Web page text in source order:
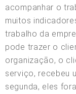
acompanhar o
muitos
trabalho da
pode trazer o
organização, o
serviço, recebeu
segunda, eles